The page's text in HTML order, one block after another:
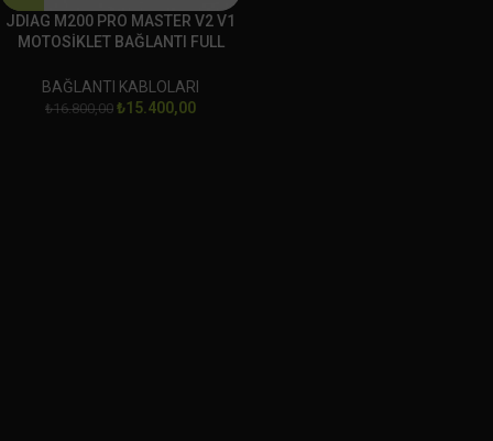
JDIAG M200 PRO MASTER V2 V1
MOTOSİKLET BAĞLANTI FULL
BAĞLANTI KABLOLARI
₺16.800,00 ₺15.400,00